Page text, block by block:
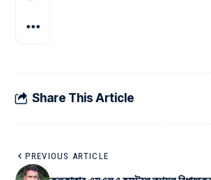
Share This Article
PREVIOUS ARTICLE